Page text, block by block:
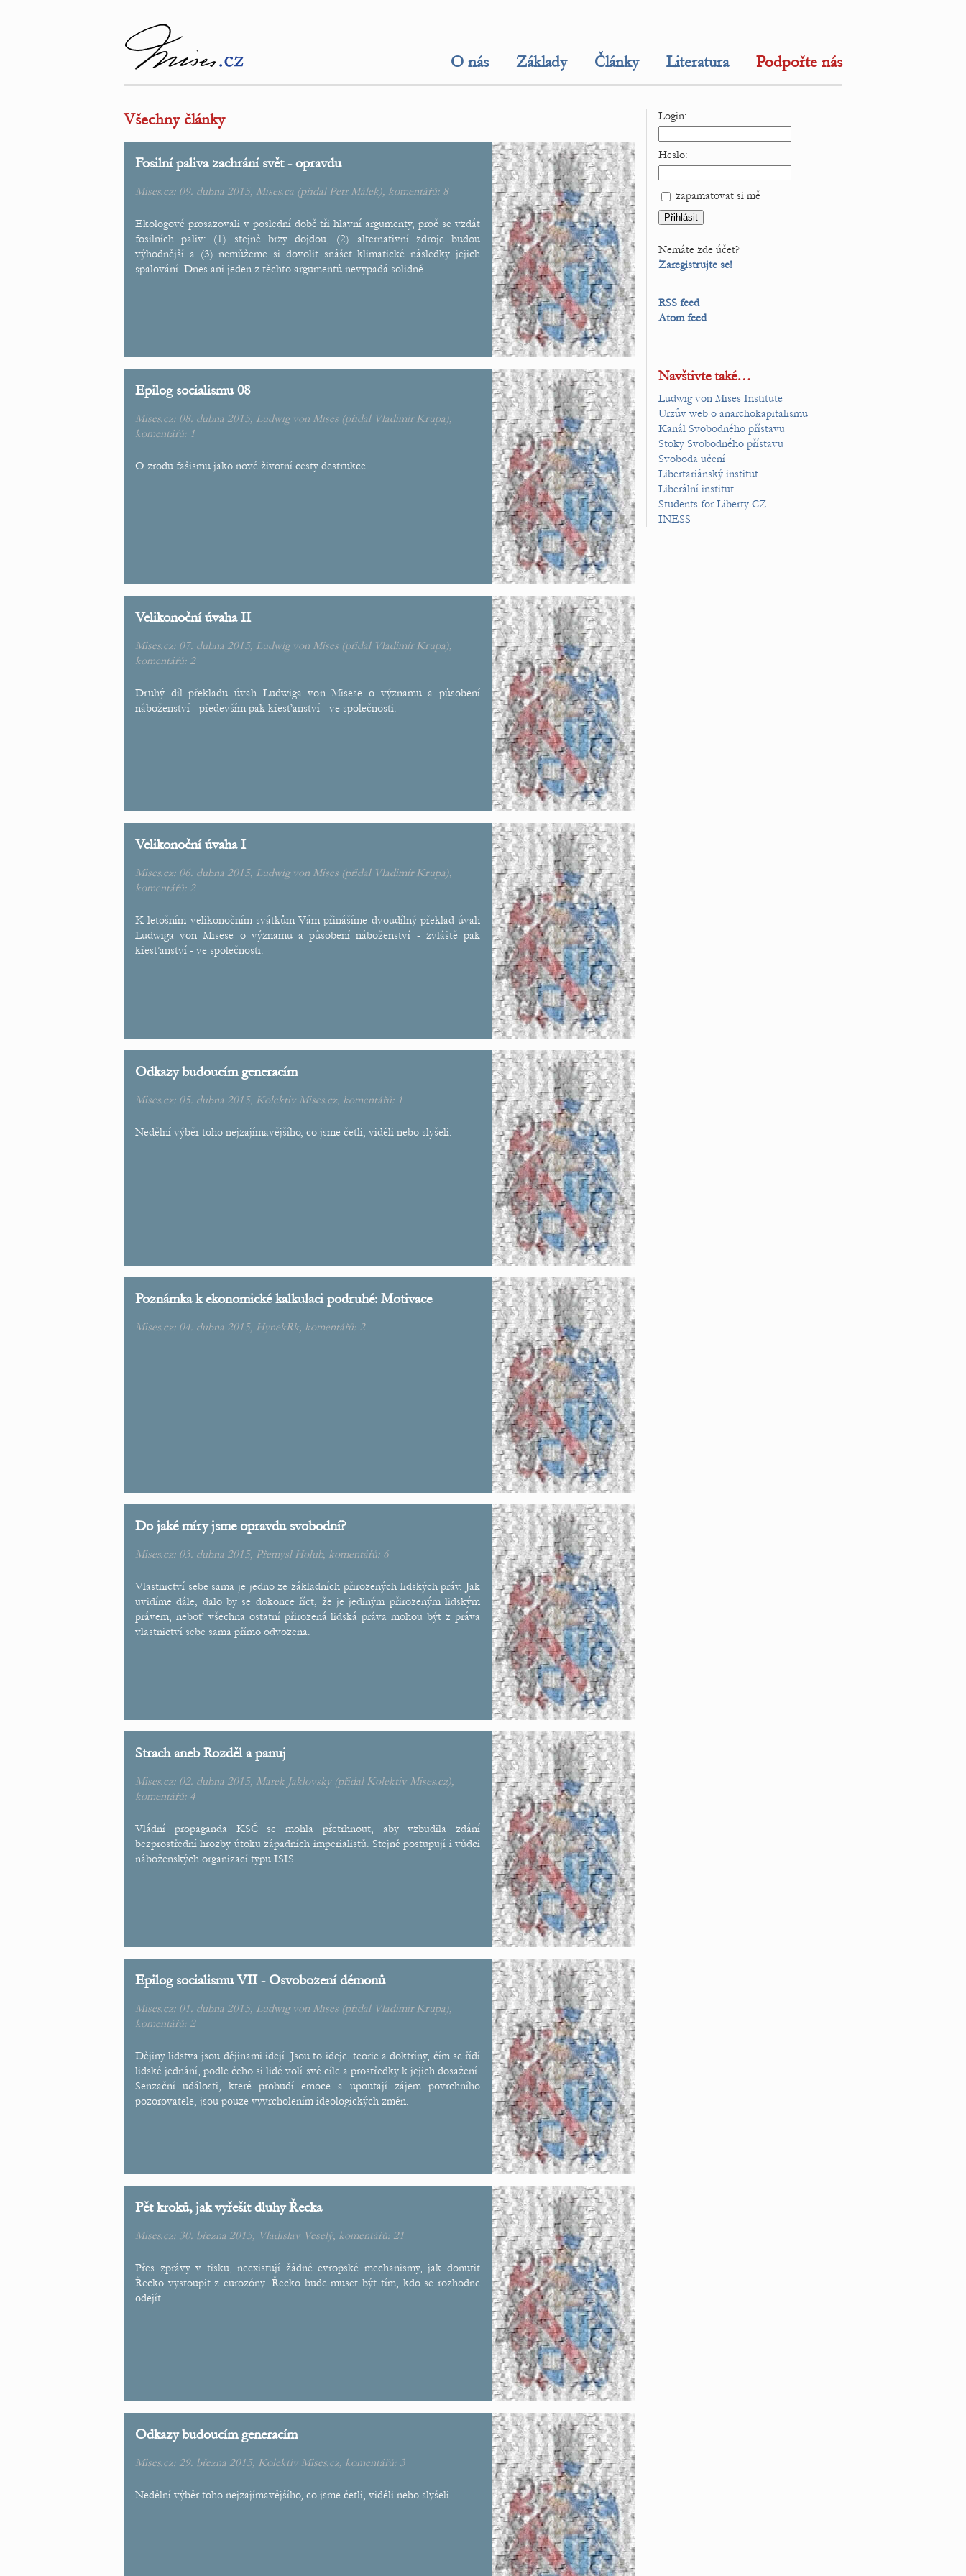
O nás Základy Články Literatura Podpořte nás
Všechny články
Fosilní paliva zachrání svět - opravdu
Mises.cz: 09. dubna 2015, Mises.ca (přidal Petr Málek), komentářů: 8
Ekologové prosazovali v poslední době tři hlavní argumenty, proč se vzdát
fosilních paliv: (1) stejně brzy dojdou, (2) alternativní zdroje budou
výhodnější a (3) nemůžeme si dovolit snášet klimatické následky jejich
spalování. Dnes ani jeden z těchto argumentů nevypadá solidně.
Epilog socialismu 08
Mises.cz: 08. dubna 2015, Ludwig von Mises (přidal Vladimír Krupa),
komentářů: 1
O zrodu fašismu jako nové životní cesty destrukce.
Velikonoční úvaha II
Mises.cz: 07. dubna 2015, Ludwig von Mises (přidal Vladimír Krupa),
komentářů: 2
Druhý díl překladu úvah Ludwiga von Misese o významu a působení
náboženství - především pak křesťanství - ve společnosti.
Velikonoční úvaha I
Mises.cz: 06. dubna 2015, Ludwig von Mises (přidal Vladimír Krupa),
komentářů: 2
K letošním velikonočním svátkům Vám přinášíme dvoudílný překlad úvah
Ludwiga von Misese o významu a působení náboženství - zvláště pak
křesťanství - ve společnosti.
Odkazy budoucím generacím
Mises.cz: 05. dubna 2015, Kolektiv Mises.cz, komentářů: 1
Nedělní výběr toho nejzajímavějšího, co jsme četli, viděli nebo slyšeli.
Poznámka k ekonomické kalkulaci podruhé: Motivace
Mises.cz: 04. dubna 2015, HynekRk, komentářů: 2
Do jaké míry jsme opravdu svobodní?
Mises.cz: 03. dubna 2015, Přemysl Holub, komentářů: 6
Vlastnictví sebe sama je jedno ze základních přirozených lidských práv. Jak
uvidíme dále, dalo by se dokonce říct, že je jediným přirozeným lidským
právem, neboť všechna ostatní přirozená lidská práva mohou být z práva
vlastnictví sebe sama přímo odvozena.
Strach aneb Rozděl a panuj
Mises.cz: 02. dubna 2015, Marek Jaklovsky(přidal Kolektiv Mises.cz),
komentářů: 4
Vládní propaganda KSČ se mohla přetrhnout, aby vzbudila zdání
bezprostřední hrozby útoku západních imperialistů. Stejně postupují i vůdci
náboženských organizací typu ISIS.
Epilog socialismu VII - Osvobození démonů
Mises.cz: 01. dubna 2015, Ludwig von Mises (přidal Vladimír Krupa),
komentářů: 2
Dějiny lidstva jsou dějinami idejí. Jsou to ideje, teorie a doktríny, čím se řídí
lidské jednání, podle čeho si lidé volí své cíle a prostředky k jejich dosažení.
Senzační události, které probudí emoce a upoutají zájem povrchního
pozorovatele, jsou pouze vyvrcholením ideologických změn.
Pět kroků, jak vyřešit dluhy Řecka
Mises.cz: 30. března 2015, Vladislav Veselý, komentářů: 21
Přes zprávy v tisku, neexistují žádné evropské mechanismy, jak donutit
Řecko vystoupit z eurozóny. Řecko bude muset být tím, kdo se rozhodne
odejít.
Odkazy budoucím generacím
Mises.cz: 29. března 2015, Kolektiv Mises.cz, komentářů: 3
Nedělní výběr toho nejzajímavějšího, co jsme četli, viděli nebo slyšeli.
Login:
Heslo:
zapamatovat si mě
Nemáte zde účet?
Zaregistrujte se!
RSS feed
Atom feed
Navštivte také…
Ludwig von Mises Institute
Urzův web o anarchokapitalismu
Kanál Svobodného přístavu
Stoky Svobodného přístavu
Svoboda učení
Libertariánský institut
Liberální institut
Students for Liberty CZ
INESS